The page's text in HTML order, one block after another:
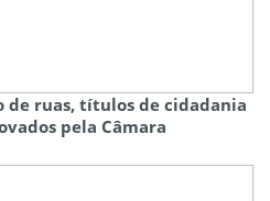
de ruas, títulos de cidadania
pela Câmara